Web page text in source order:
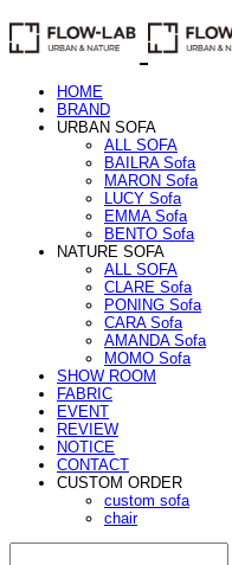
HOME
BRAND
URBAN SOFA
ALL SOFA
BAILRA Sofa
MARON Sofa
LUCY Sofa
EMMA Sofa
BENTO Sofa
NATURE SOFA
ALL SOFA
CLARE Sofa
PONING Sofa
CARA Sofa
AMANDA Sofa
MOMO Sofa
SHOW ROOM
FABRIC
EVENT
REVIEW
NOTICE
CONTACT
CUSTOM ORDER
custom sofa
chair